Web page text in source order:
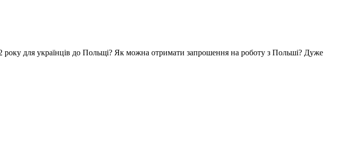
року для українців до Польщі? Як можна отримати запрошення на роботу з Польші? Дуже